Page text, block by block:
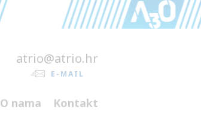
atrio@atrio.hr
E-MAIL
O nama Kontakt